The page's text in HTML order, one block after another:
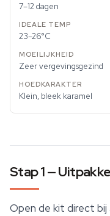
7–12 dagen
23–26°C
Zeer vergevingsgezind
Klein, bleek karamel
Stap 1 —
Open de kit direct